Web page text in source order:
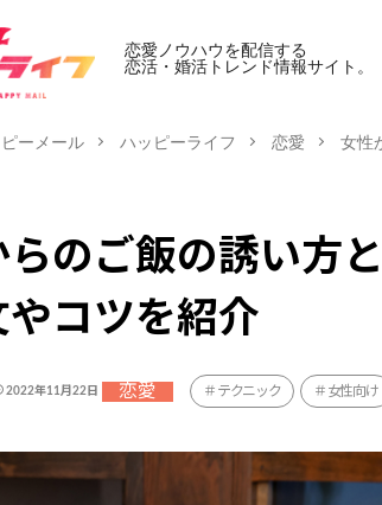
恋愛ノウハウを配信する
恋活・婚活トレンド情報サイト。
ーメール ハッピーライフ 恋愛 女性
らのご飯の誘い方
やコツを紹介
2022年11月22日 恋愛 テクニック 女性向け